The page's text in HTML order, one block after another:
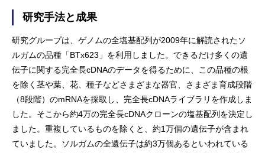
研究手法と成果
研究グループは、ゲノムの全塩基配列が2009年に解読されたソ
ルガムの品種「BTx623」を利用しました。できるだけ多くの遺
伝子に関する完全長cDNAのデータを得るために、この品種の根
を除く茎や葉、花、種子などさまざまな器官、さまざま育成段階
（8段階）のmRNAを採取し、完全長cDNAライブラリを作成しま
した。そこから約4万の完全長cDNAクローンの塩基配列を決定し
ました。重複しているものを除くと、約1万個の遺伝子が含まれ
ていました。ソルガムの全遺伝子は約3万個あるといわれている